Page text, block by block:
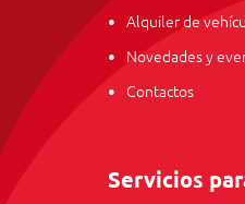
Alquiler de
Novedades y
Contactos
Servicios